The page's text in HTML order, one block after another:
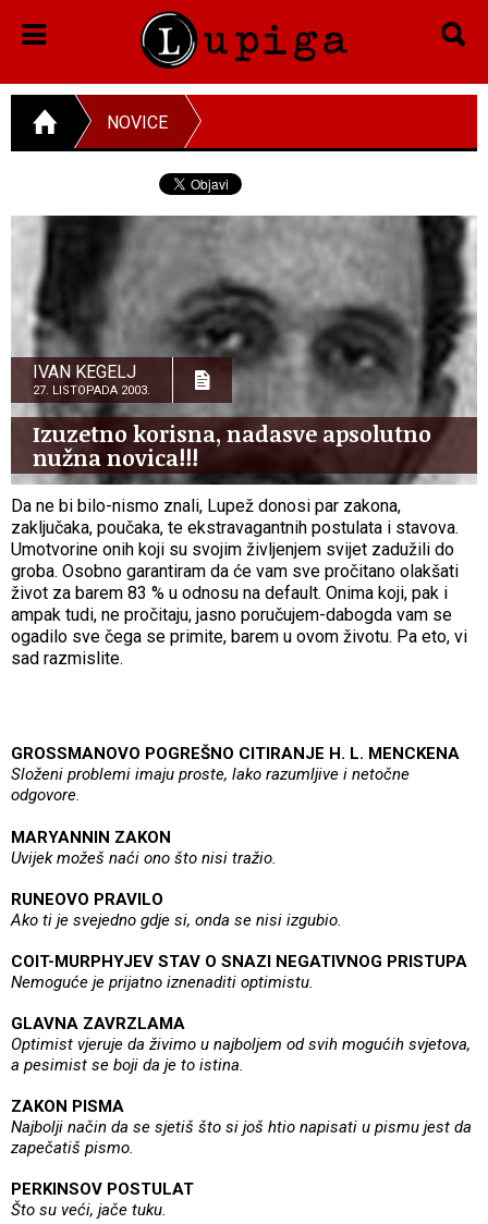
NOVICE
IVAN KEGELJ
27. LISTOPADA 2003.
Izuzetno korisna, nadasve apsolutno
nužna novica!!!
Da ne bi bilo-nismo znali, Lupež donosi par zakona,
zaključaka, poučaka, te ekstravagantnih postulata i stavova.
Umotvorine onih koji su svojim življenjem svijet zadužili do
groba. Osobno garantiram da će vam sve pročitano olakšati
život za barem 83 % u odnosu na default. Onima koji, pak i
ampak tudi, ne pročitaju, jasno poručujem-dabogda vam se
ogadilo sve čega se primite, barem u ovom životu. Pa eto, vi
sad razmislite.
GROSSMANOVO POGREŠNO CITIRANJE H. L. MENCKENA
Složeni problemi imaju proste, lako razumljive i netočne
odgovore.
MARYANNIN ZAKON
Uvijek možeš naći ono što nisi tražio.
RUNEOVO PRAVILO
Ako ti je svejedno gdje si, onda se nisi izgubio.
COIT-MURPHYJEV STAV O SNAZI NEGATIVNOG PRISTUPA
Nemoguće je prijatno iznenaditi optimistu.
GLAVNA ZAVRZLAMA
Optimist vjeruje da živimo u najboljem od svih mogućih svjetova,
a pesimist se boji da je to istina.
ZAKON PISMA
Najbolji način da se sjetiš što si još htio napisati u pismu jest da
zapečatiš pismo.
PERKINSOV POSTULAT
Što su veći, jače tuku.